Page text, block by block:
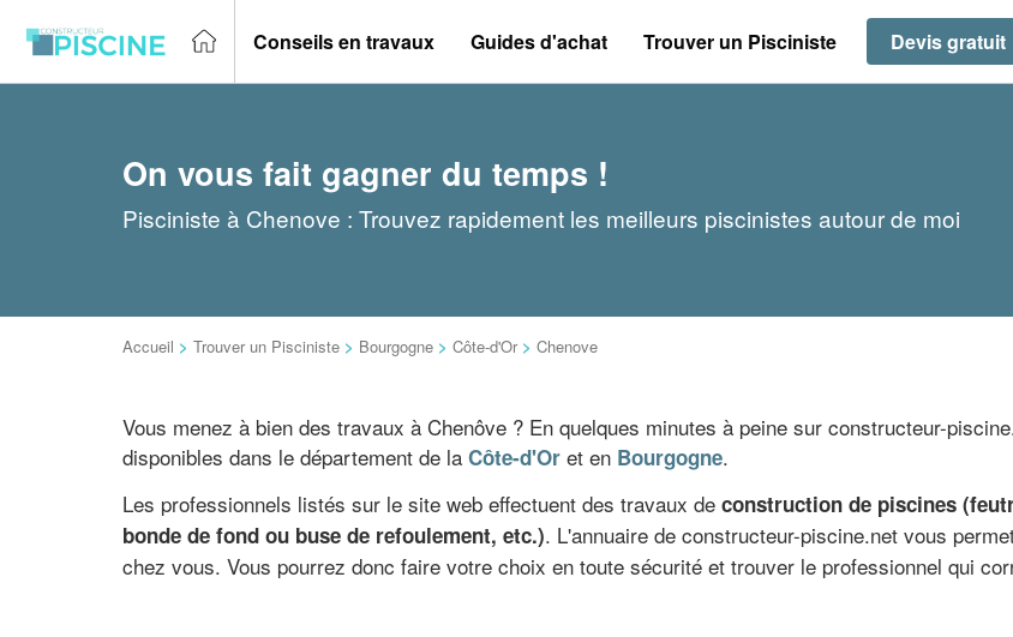
Conseils en travaux Guides d'achat Trouver un Pisciniste Devis gratuit
On vous fait gagner du temps !
Pisciniste à Chenove : Trouvez rapidement les meilleurs piscinistes autour de moi
Accueil > Trouver un Pisciniste > Bourgogne > Côte-d'Or > Chenove
Vous menez à bien des travaux à Chenôve ? En quelques minutes à peine sur constructeur-
disponibles dans le département de la Côte-d'Or et en Bourgogne.
Les professionnels listés sur le site web effectuent des travaux de construction de piscines
bonde de fond ou buse de refoulement, etc.). L'annuaire de constructeur-piscine.net vous
chez vous. Vous pourrez donc faire votre choix en toute sécurité et trouver le professionnel qui